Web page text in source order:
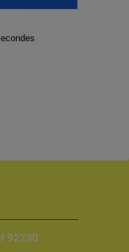
92230